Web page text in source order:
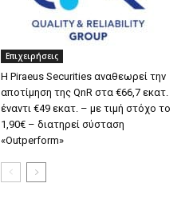
Επιχειρήσεις
Η Piraeus Securities αναθεωρεί την
αποτίμηση της QnR στα €66,7 εκατ.
έναντι €49 εκατ. – με τιμή στόχο το
1,90€ – διατηρεί σύσταση
«Outperform»